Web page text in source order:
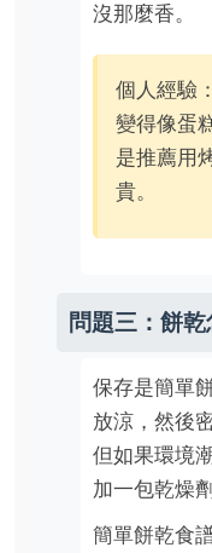
沒那麼香。
個人經驗
變得像蛋
是推薦用
貴。
問題三：餅
保存是簡單
放涼，然後
但如果環境
加一包乾燥劑
簡單餅乾食